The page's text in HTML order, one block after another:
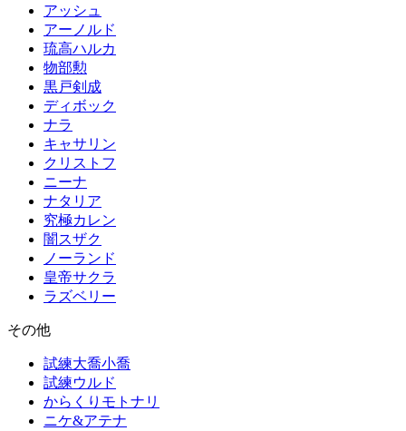
アッシュ
アーノルド
琉高ハルカ
物部勲
黒戸剣成
ディボック
ナラ
キャサリン
クリストフ
ニーナ
ナタリア
究極カレン
闇スザク
ノーランド
皇帝サクラ
ラズベリー
その他
試練大喬小喬
試練ウルド
からくりモトナリ
ニケ&アテナ